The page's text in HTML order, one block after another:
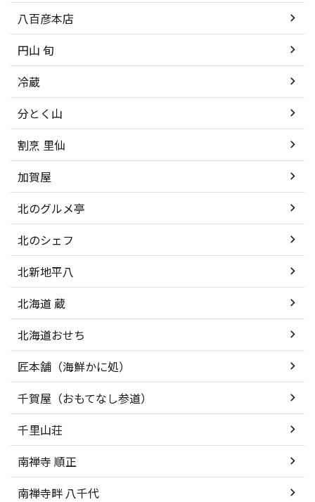
八百彦本店
円山 旬
冷蔵
分とく山
割烹 里仙
加賀屋
北のグルメ亭
北のシェフ
北新地平八
北海道 蔵
北海道おせち
匠本舗（海鮮かに処）
千賀屋（おもてなし参道）
千里山荘
南禅寺 順正
南禅寺畔 八千代